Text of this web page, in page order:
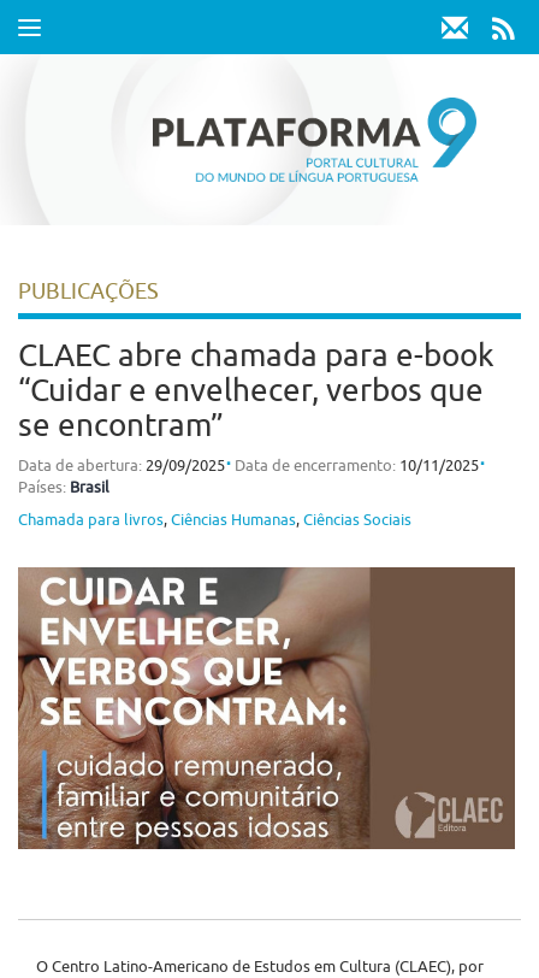
Toggle
PUBLICAÇÕES
CLAEC abre chamada para e-book
“Cuidar e envelhecer, verbos que
se encontram”
Data de abertura: 29/09/2025⋅ Data de encerramento: 10/11/2025⋅
Países: Brasil
Chamada para livros, Ciências Humanas, Ciências Sociais
O Centro Latino-Americano de Estudos em Cultura (CLAEC), por